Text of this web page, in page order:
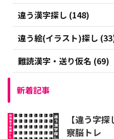
違う漢字探し (148)
違う絵(イラスト)探し
難読漢字・送り仮名 (69)
新着記事
【違う字
察脳トレ